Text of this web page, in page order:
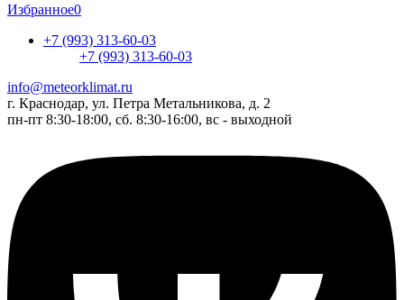
Избранное0
+7 (993) 313-60-03
+7 (993) 313-60-03
info@meteorklimat.ru
г. Краснодар, ул. Петра Метальникова, д. 2
пн-пт 8:30-18:00, сб. 8:30-16:00, вс - выходной